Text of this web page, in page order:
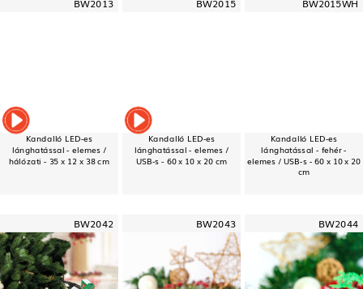
BW2013
Kandalló LED-es
lánghatással - elemes /
hálózati - 35 x 12 x 38 cm
BW2015
Kandalló LED-es
lánghatással - elemes /
USB-s - 60 x 10 x 20 cm
BW2015WH
Kandalló LED-es
lánghatással - fehér -
elemes / USB-s - 60 x 10 x 20
cm
BW2042 BW2043 BW2044